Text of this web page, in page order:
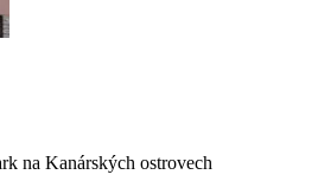
na Kanárských ostrovech